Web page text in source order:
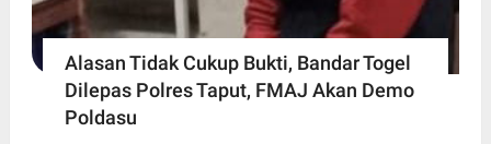
Alasan Tidak Cukup Bukti, Bandar Togel
Dilepas Polres Taput, FMAJ Akan Demo
Poldasu